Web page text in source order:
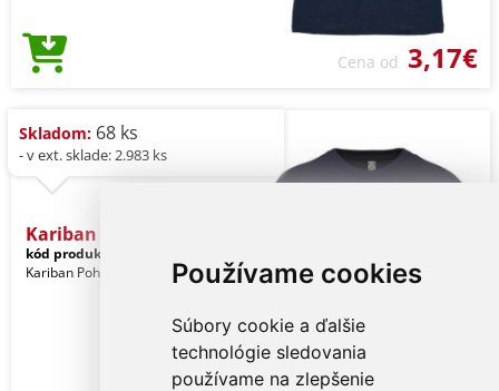
Používame cookies
Súbory cookie a ďalšie
technológie sledovania
používame na zlepšenie
Cena od 3,17€
Skladom: 68 ks
- v ext. sklade: 2.983 ks
Kariban Bio150ic Men's Ro
kód produktu:
Kariban Pohlavie: Muži